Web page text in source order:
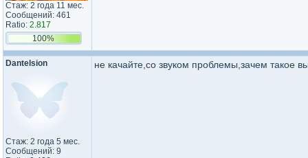
Стаж: 2 года 11 мес.
Сообщений: 461
Ratio: 2.817
100%
Dantelsion
Стаж: 2 года 5 мес.
Сообщений: 9
не качайте,со звуком проблемы,зачем такое